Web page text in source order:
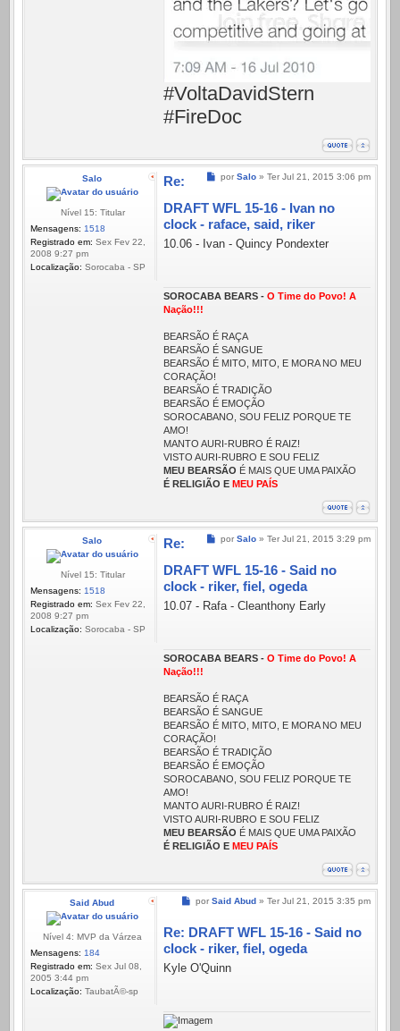
#VoltaDavidStern
#FireDoc
Salo
Nível 15: Titular
Mensagens: 1518
Registrado em: Sex Fev 22,
2008 9:27 pm
Localização: Sorocaba - SP
Mensagem
por Salo » Ter Jul 21, 2015 3:06 pm
Re:
DRAFT WFL 15-16 - Ivan no
clock - raface, said, riker
10.06 - Ivan - Quincy Pondexter
SOROCABA BEARS - O Time do Povo! A
Nação!!!
BEARSÃO É RAÇA
BEARSÃO É SANGUE
BEARSÃO É MITO, MITO, E MORA NO MEU
CORAÇÃO!
BEARSÃO É TRADIÇÃO
BEARSÃO É EMOÇÃO
SOROCABANO, SOU FELIZ PORQUE TE
AMO!
MANTO AURI-RUBRO É RAIZ!
VISTO AURI-RUBRO E SOU FELIZ
MEU BEARSÃO É MAIS QUE UMA PAIXÃO
É RELIGIÃO E MEU PAÍS
Salo
Nível 15: Titular
Mensagens: 1518
Registrado em: Sex Fev 22,
2008 9:27 pm
Localização: Sorocaba - SP
Mensagem
por Salo » Ter Jul 21, 2015 3:29 pm
Re:
DRAFT WFL 15-16 - Said no
clock - riker, fiel, ogeda
10.07 - Rafa - Cleanthony Early
SOROCABA BEARS - O Time do Povo! A
Nação!!!
BEARSÃO É RAÇA
BEARSÃO É SANGUE
BEARSÃO É MITO, MITO, E MORA NO MEU
CORAÇÃO!
BEARSÃO É TRADIÇÃO
BEARSÃO É EMOÇÃO
SOROCABANO, SOU FELIZ PORQUE TE
AMO!
MANTO AURI-RUBRO É RAIZ!
VISTO AURI-RUBRO E SOU FELIZ
MEU BEARSÃO É MAIS QUE UMA PAIXÃO
É RELIGIÃO E MEU PAÍS
Said Abud
Nível 4: MVP da Várzea
Mensagens: 184
Registrado em: Sex Jul 08,
2005 3:44 pm
Localização: TaubatÃ©-sp
Mensagem
por Said Abud » Ter Jul 21, 2015 3:35 pm
Re: DRAFT WFL 15-16 - Said no
clock - riker, fiel, ogeda
Kyle O'Quinn